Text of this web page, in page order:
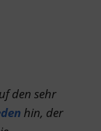
den sehr
hin, der